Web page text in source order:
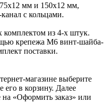
мм и 150х12 мм,
с кольцами.
комплектом из 4-х штук.
крепежа М6 винт-шайба-
поставки.
магазине выберите
его в корзину. Далее
«Оформить заказ» или